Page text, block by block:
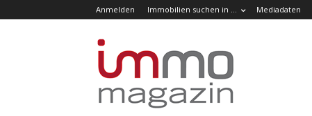
Anmelden Immobilien suchen in … Mediadaten